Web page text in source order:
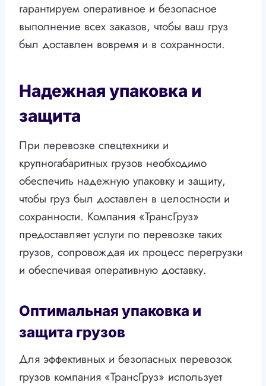
гарантируем оперативное и безопасное
выполнение всех заказов, чтобы ваш груз
был доставлен вовремя и в сохранности.
Надежная упаковка и
защита
При перевозке спецтехники и
крупногабаритных грузов необходимо
обеспечить надежную упаковку и защиту,
чтобы груз был доставлен в целостности и
сохранности. Компания «ТрансГруз»
предоставляет услуги по перевозке таких
грузов, сопровождая их процесс перегрузки
и обеспечивая оперативную доставку.
Оптимальная упаковка и
защита грузов
Для эффективных и безопасных перевозок
грузов компания «ТрансГруз» использует